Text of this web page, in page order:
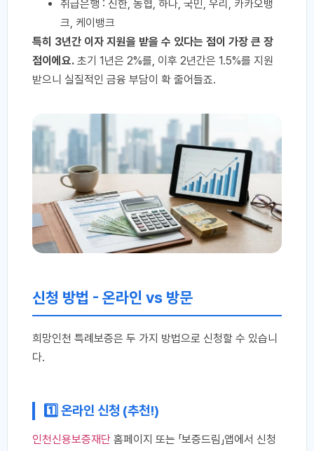
취급은행 : 신한, 농협, 하나, 국민, 우리, 카카오뱅
크, 케이뱅크
특히 3년간 이자 지원을 받을 수 있다는 점이 가장 큰 장
점이에요. 초기 1년은 2%를, 이후 2년간은 1.5%를 지원
받으니 실질적인 금융 부담이 확 줄어들죠.
신청 방법 - 온라인 vs 방문
희망인천 특례보증은 두 가지 방법으로 신청할 수 있습니
다.
1️⃣ 온라인 신청 (추천!)
인천신용보증재단 홈페이지 또는 「보증드림」앱에서 신청